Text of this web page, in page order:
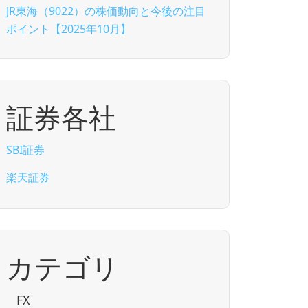
JR東海（9022）の株価動向と今後の注目
ポイント【2025年10月】
証券各社
SBI証券
楽天証券
カテゴリ
FX